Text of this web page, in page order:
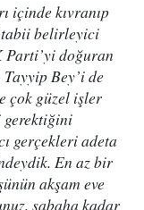
içinde kıvranıp
belirleyici
doğuran
Bey’i de
çok güzel işler
gerektiğini
gerçekleri adeta
En az bir
akşam eve
sabaha kadar